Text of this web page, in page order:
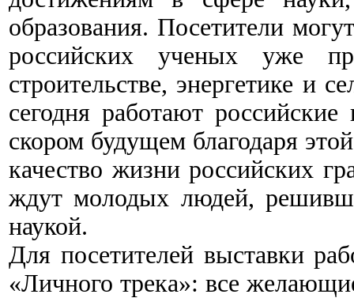
образования. Посетители
российских ученых уже
строительстве, энергетике и
сегодня работают
скором будущем благодаря
качество жизни российских
ждут молодых людей,
наукой.
Для посетителей выставки
«Личного трека»: все